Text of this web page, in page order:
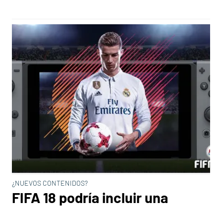
¿NUEVOS CONTENIDOS?
FIFA 18 podría incluir una